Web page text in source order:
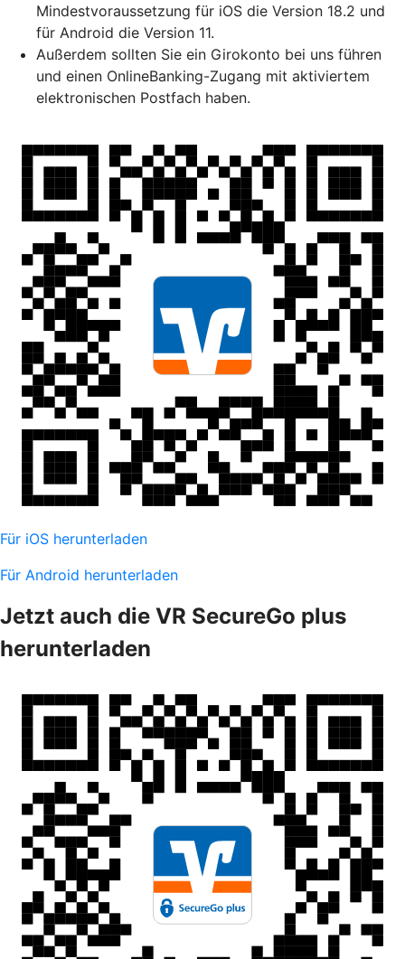
Mindestvoraussetzung für iOS die Version 18.2 und
für Android die Version 11.
Außerdem sollten Sie ein Girokonto bei uns führen
und einen OnlineBanking-Zugang mit aktiviertem
elektronischen Postfach haben.
Für iOS herunterladen
Für Android herunterladen
Jetzt auch die VR SecureGo plus
herunterladen